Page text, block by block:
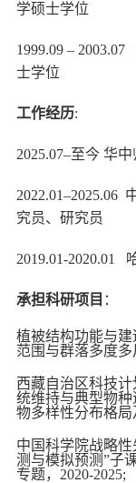
学硕士学位
1999.09 –
士学位
工作经历:
2025.07–至今 华中
2022.01–2025.06
究员、研究员
2019.01-2020.01
承担科研项目 ：
植被结构功能与建
范围与群落多度
西藏自治区科技
统维持与典型物
物多样性分布格局
中国科学院战略
测与模拟预测”子
专题，2020-2025;